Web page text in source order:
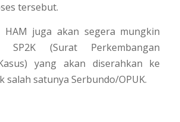
tersebut.
HAM juga akan segera mungkin
SP2K (Surat Perkembangan
yang akan diserahkan ke
salah satunya Serbundo/OPUK.